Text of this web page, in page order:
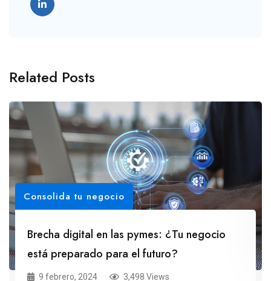
Related Posts
Consolida tu negocio
Brecha digital en las pymes: ¿Tu negocio
está preparado para el futuro?
9 febrero, 2024 3,498 Views